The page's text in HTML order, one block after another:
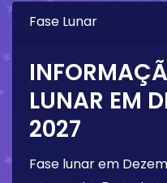
Fase Lunar
LUNAR EM
2027
Fase lunar em